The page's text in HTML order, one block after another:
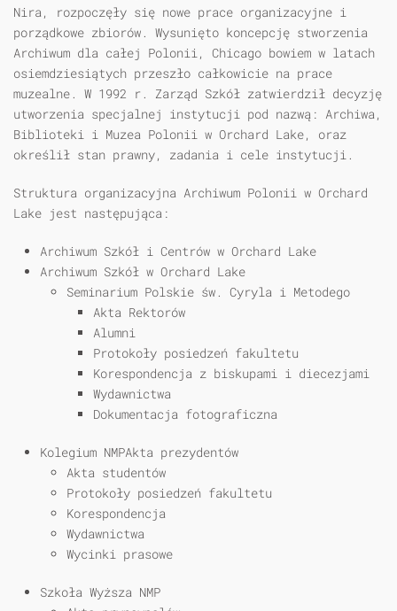
Nira, rozpoczęły się nowe prace organizacyjne i
porządkowe zbiorów. Wysunięto koncepcję stworzenia
Archiwum dla całej Polonii, Chicago bowiem w latach
osiemdziesiątych przeszło całkowicie na prace
muzealne. W 1992 r. Zarząd Szkół zatwierdził decyzję
utworzenia specjalnej instytucji pod nazwą: Archiwa,
Biblioteki i Muzea Polonii w Orchard Lake, oraz
określił stan prawny, zadania i cele instytucji.
Struktura organizacyjna Archiwum Polonii w Orchard
Lake jest następująca:
Archiwum Szkół i Centrów w Orchard Lake
Archiwum Szkół w Orchard Lake
Seminarium Polskie św. Cyryla i Metodego
Akta Rektorów
Alumni
Protokoły posiedzeń fakultetu
Korespondencja z biskupami i diecezjami
Wydawnictwa
Dokumentacja fotograficzna
Kolegium NMPAkta prezydentów
Akta studentów
Protokoły posiedzeń fakultetu
Korespondencja
Wydawnictwa
Wycinki prasowe
Szkoła Wyższa NMP